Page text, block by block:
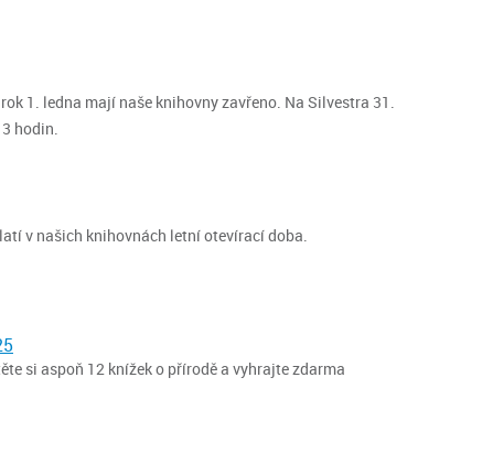
1. ledna mají naše knihovny zavřeno. Na Silvestra 31.
hodin.
v našich knihovnách letní otevírací doba.
si aspoň 12 knížek o přírodě a vyhrajte zdarma